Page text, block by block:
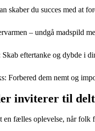
skaber du succes med at
– undgå madspild
eftertanke og dybde i
Forbered dem nemt og
inviterer til
en fælles oplevelse, når folk